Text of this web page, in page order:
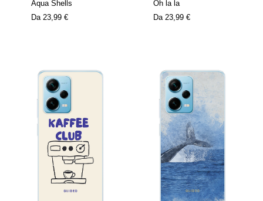
Aqua Shells
Da 23,99 €
Oh la la
Da 23,99 €